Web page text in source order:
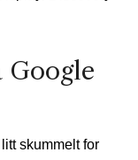
Google
skummelt for